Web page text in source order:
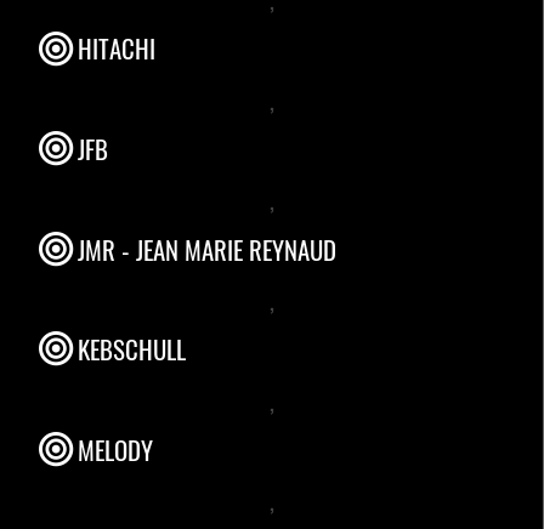
HITACHI
,
JFB
,
JMR - JEAN MARIE REYNAUD
,
KEBSCHULL
,
MELODY
,